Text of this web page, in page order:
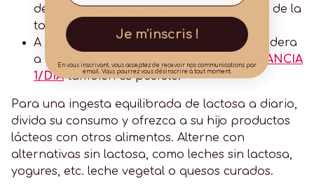
de hasta9.000 FCCes posible en función de la
tolerancia individual de su hijo.
A partir de los 6 años, una solución duradera
a base de probióticos como
LACTOLERANCIA
1/DÍAtambién es posible.
Para una ingesta equilibrada de lactosa a diario,
divida su consumo y ofrezca a su hijo productos
lácteos con otros alimentos. Alterne con
alternativas sin lactosa, como leches sin lactosa,
yogures, etc. leche vegetal o quesos curados.
Je m'inscris !
En vous inscrivant, vous acceptez de recevoir nos communications par
email. Vous pourrez vous désinscrire à tout moment.